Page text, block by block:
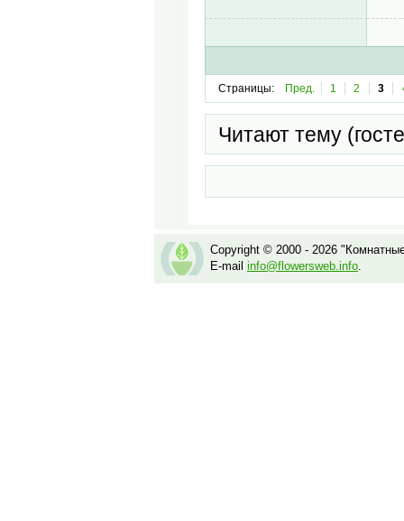
Страницы: Пред. 1 2 3
Читают тему
Copyright © 2000 - 2026
E-mail info@flowersweb.info.